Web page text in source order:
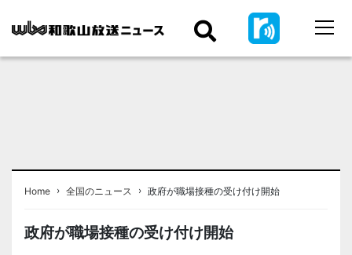
Home › 全国のニュース › 政府が職場接種の受け付け開始
政府が職場接種の受け付け開始